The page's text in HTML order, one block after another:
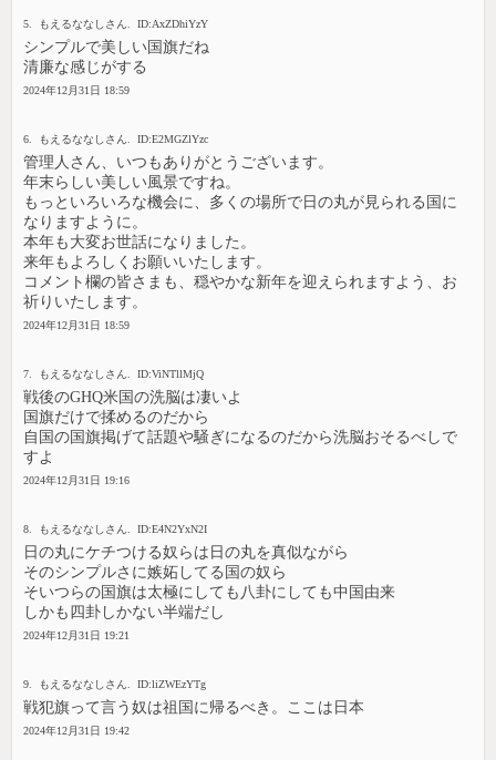
5. もえるななしさん. ID:AxZDhiYzY
シンプルで美しい国旗だね
清廉な感じがする
2024年12月31日 18:59
6. もえるななしさん. ID:E2MGZlYzc
管理人さん、いつもありがとうございます。
年末らしい美しい風景ですね。
もっといろいろな機会に、多くの場所で日の丸が見られる国に
なりますように。
本年も大変お世話になりました。
来年もよろしくお願いいたします。
コメント欄の皆さまも、穏やかな新年を迎えられますよう、お
祈りいたします。
2024年12月31日 18:59
7. もえるななしさん. ID:ViNTllMjQ
戦後のGHQ米国の洗脳は凄いよ
国旗だけで揉めるのだから
自国の国旗掲げて話題や騒ぎになるのだから洗脳おそるべしで
すよ
2024年12月31日 19:16
8. もえるななしさん. ID:E4N2YxN2I
日の丸にケチつける奴らは日の丸を真似ながら
そのシンプルさに嫉妬してる国の奴ら
そいつらの国旗は太極にしても八卦にしても中国由来
しかも四卦しかない半端だし
2024年12月31日 19:21
9. もえるななしさん. ID:liZWEzYTg
戦犯旗って言う奴は祖国に帰るべき。ここは日本
2024年12月31日 19:42